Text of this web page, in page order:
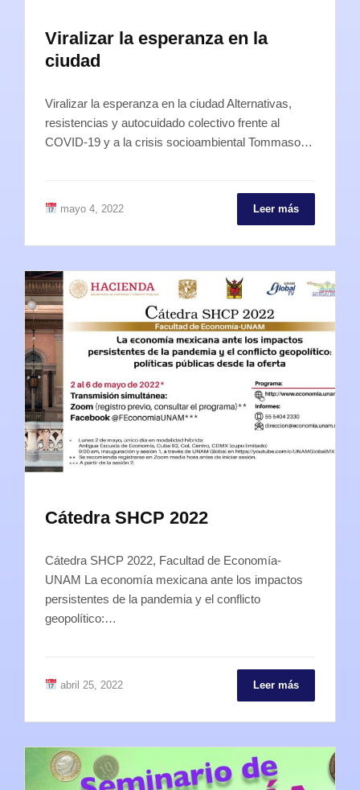
Viralizar la esperanza en la
ciudad
Viralizar la esperanza en la ciudad Alternativas,
resistencias y autocuidado colectivo frente al
COVID-19 y a la crisis socioambiental Tommaso…
mayo 4, 2022 Leer más
Cátedra SHCP 2022
Cátedra SHCP 2022, Facultad de Economía-
UNAM La economía mexicana ante los impactos
persistentes de la pandemia y el conflicto
geopolítico:…
abril 25, 2022 Leer más